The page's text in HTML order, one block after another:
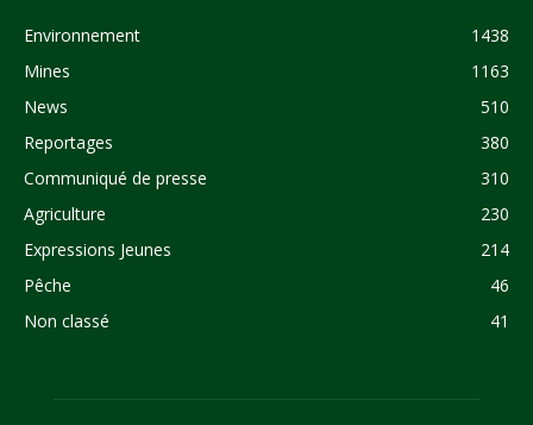
Environnement
1438
Mines
1163
News
510
Reportages
380
Communiqué de presse
310
Agriculture
230
Expressions Jeunes
214
Pêche
46
Non classé
41